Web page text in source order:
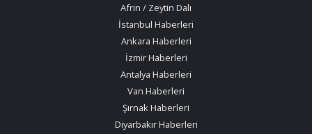
Afrin / Zeytin Dalı
İstanbul Haberleri
Ankara Haberleri
İzmir Haberleri
Antalya Haberleri
Van Haberleri
Şırnak Haberleri
Diyarbakır Haberleri